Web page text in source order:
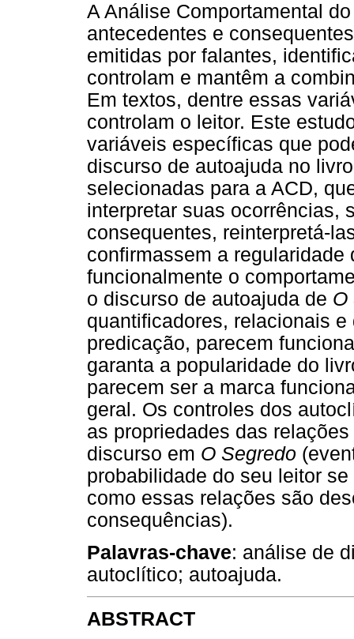
A Análise Comportamental
antecedentes e
emitidas por falantes,
controlam e mantêm a
Em textos, dentre essas
controlam o leitor. Este
variáveis específicas que
discurso de autoajuda no
selecionadas para a ACD,
interpretar suas ocorrências,
consequentes, reinterpretá-
confirmassem a
funcionalmente o
o discurso de autoajuda de O
quantificadores, relacionais
predicação, parecem
garanta a popularidade do
parecem ser a marca
geral. Os controles dos
as propriedades das
discurso em O Segredo
probabilidade do seu leitor
como essas relações são
consequências).
Palavras-chave: análise de
autoclítico; autoajuda.
ABSTRACT